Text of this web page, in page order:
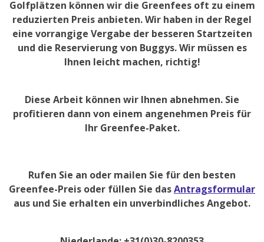
Golfplätzen können wir die Greenfees oft zu einem
reduzierten Preis anbieten. Wir haben in der Regel
eine vorrangige Vergabe der besseren Startzeiten
und die Reservierung von Buggys. Wir müssen es
Ihnen leicht machen, richtig!
Diese Arbeit können wir Ihnen abnehmen. Sie
profitieren dann von einem angenehmen Preis für
Ihr Greenfee-Paket.
Rufen Sie an oder mailen Sie für den besten
Greenfee-Preis oder füllen Sie dasAntragsformular
aus und Sie erhalten ein unverbindliches Angebot.